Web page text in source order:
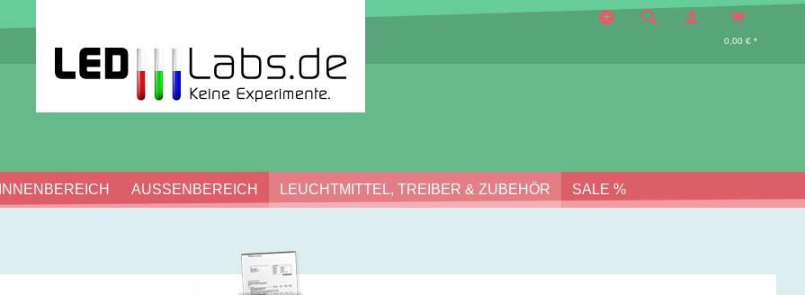
0,00 € *
INNENBEREICH AUSSENBEREICH LEUCHTMITTEL, TREIBER & ZUBEHÖR SALE %